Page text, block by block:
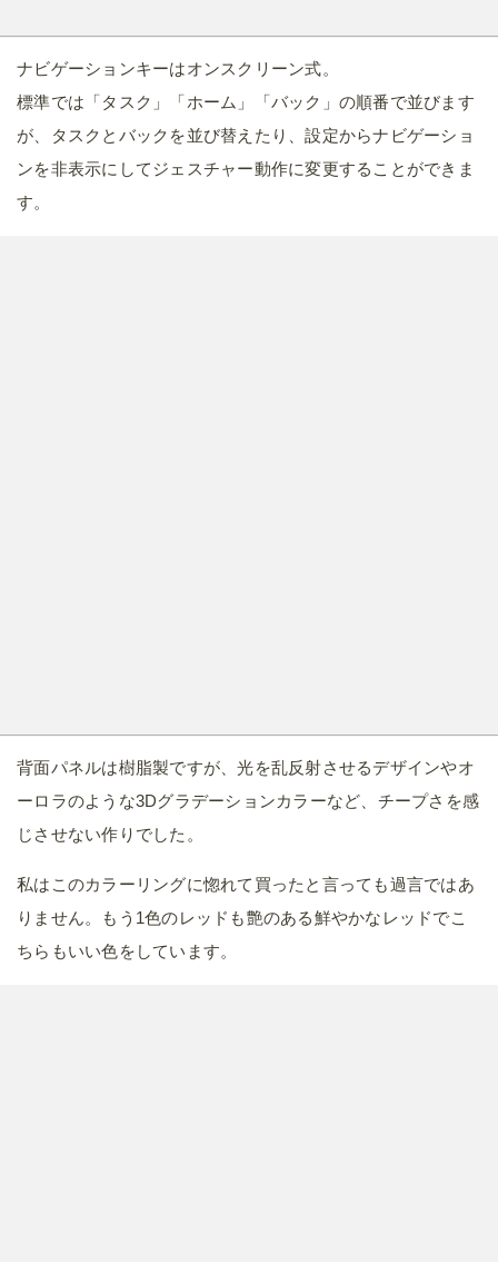
ナビゲーションキーはオンスクリーン式。
標準では「タスク」「ホーム」「バック」の順番で並びます
が、タスクとバックを並び替えたり、設定からナビゲーショ
ンを非表示にしてジェスチャー動作に変更することができま
す。
背面パネルは樹脂製ですが、光を乱反射させるデザインやオ
ーロラのような3Dグラデーションカラーなど、チープさを感
じさせない作りでした。
私はこのカラーリングに惚れて買ったと言っても過言ではあ
りません。もう1色のレッドも艶のある鮮やかなレッドでこ
ちらもいい色をしています。